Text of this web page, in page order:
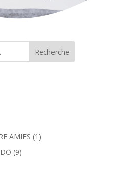
Recherche
AMIES 1 1
99